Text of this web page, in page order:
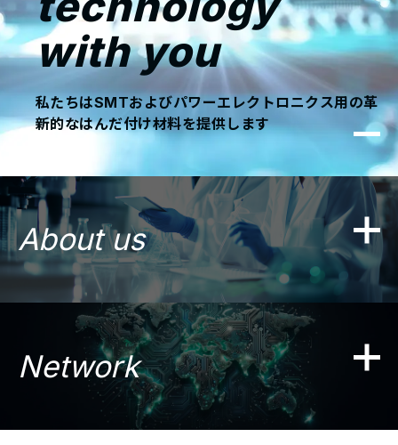
お問い合わせ
Language
with you
私たちはSMTおよびパワーエレクトロニクス用の革
新的なはんだ付け材料を提供します
About us
Network